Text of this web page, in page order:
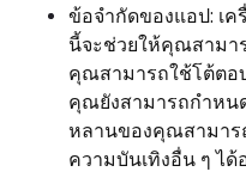
ข้อจำกัดของแอป: เ
นี้จะช่วยให้คุณสามา
คุณสามารถใช้โต้ต
คุณยังสามารถกำหน
หลานของคุณสามาร
ความบันเทิงอื่น ๆ ได้